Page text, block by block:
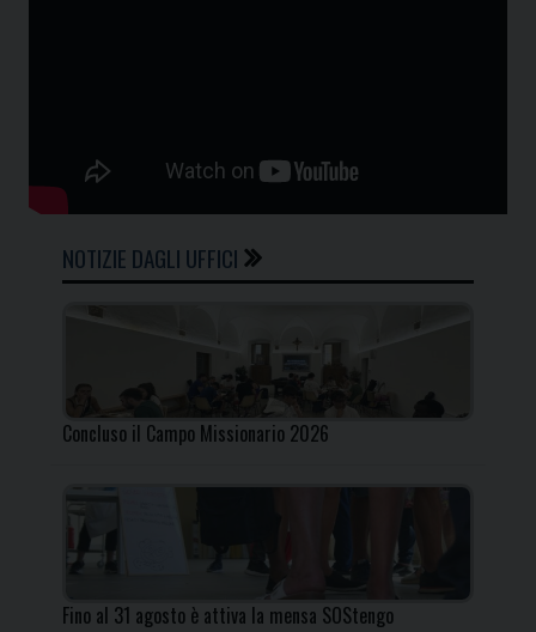
NOTIZIE DAGLI UFFICI
Concluso il Campo Missionario 2026
Fino al 31 agosto è attiva la mensa SOStengo